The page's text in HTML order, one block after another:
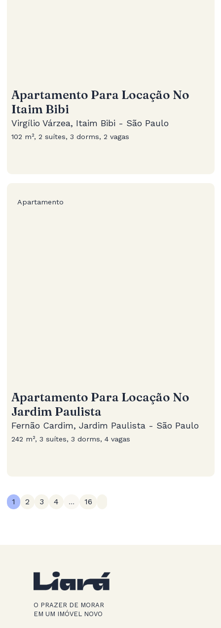
Apartamento Para Locação No
Itaim Bibi
Virgílio Várzea, Itaim Bibi - São Paulo
102 m², 2 suítes, 3 dorms, 2 vagas
Apartamento
Apartamento Para Locação No
Jardim Paulista
Fernão Cardim, Jardim Paulista - São Paulo
242 m², 3 suítes, 3 dorms, 4 vagas
1 2 3 4 ... 16
O PRAZER DE MORAR
EM UM IMÓVEL NOVO